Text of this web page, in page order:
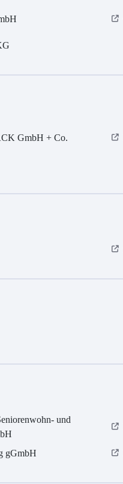
GmbH + Co.
und
gGmbH